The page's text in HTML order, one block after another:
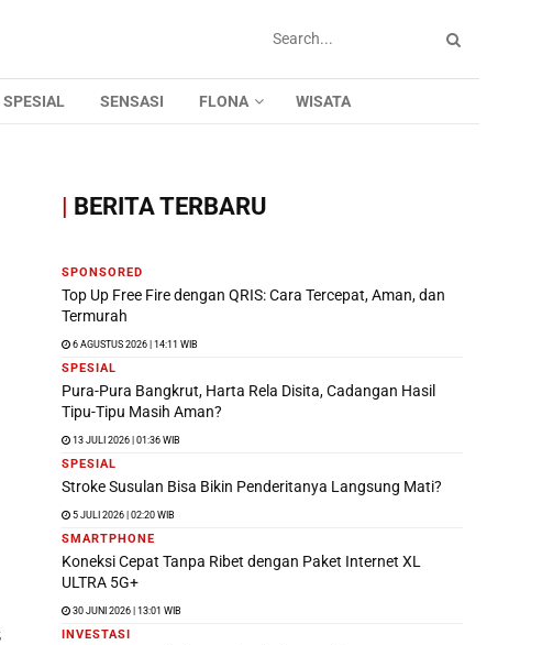
SPESIAL SENSASI FLONA WISATA
| BERITA TERBARU
SPONSORED
Top Up Free Fire dengan QRIS: Cara Tercepat, Aman, dan
Termurah
6 AGUSTUS 2026 | 14:11 WIB
SPESIAL
Pura-Pura Bangkrut, Harta Rela Disita, Cadangan Hasil
Tipu-Tipu Masih Aman?
13 JULI 2026 | 01:36 WIB
SPESIAL
Stroke Susulan Bisa Bikin Penderitanya Langsung Mati?
5 JULI 2026 | 02:20 WIB
SMARTPHONE
Koneksi Cepat Tanpa Ribet dengan Paket Internet XL
ULTRA 5G+
30 JUNI 2026 | 13:01 WIB
INVESTASI